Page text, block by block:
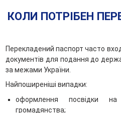
КОЛИ ПОТРІБЕН
Перекладений паспорт часто
документів для подання до
за межами України.
Найпоширеніші випадки:
оформлення посвідки
громадянства;